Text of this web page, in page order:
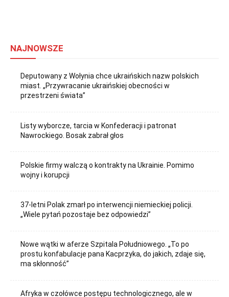
NAJNOWSZE
Deputowany z Wołynia chce ukraińskich nazw polskich
miast. „Przywracanie ukraińskiej obecności w
przestrzeni świata”
Listy wyborcze, tarcia w Konfederacji i patronat
Nawrockiego. Bosak zabrał głos
Polskie firmy walczą o kontrakty na Ukrainie. Pomimo
wojny i korupcji
37-letni Polak zmarł po interwencji niemieckiej policji.
„Wiele pytań pozostaje bez odpowiedzi”
Nowe wątki w aferze Szpitala Południowego. „To po
prostu konfabulacje pana Kacprzyka, do jakich, zdaje się,
ma skłonność”
Afryka w czołówce postępu technologicznego, ale w